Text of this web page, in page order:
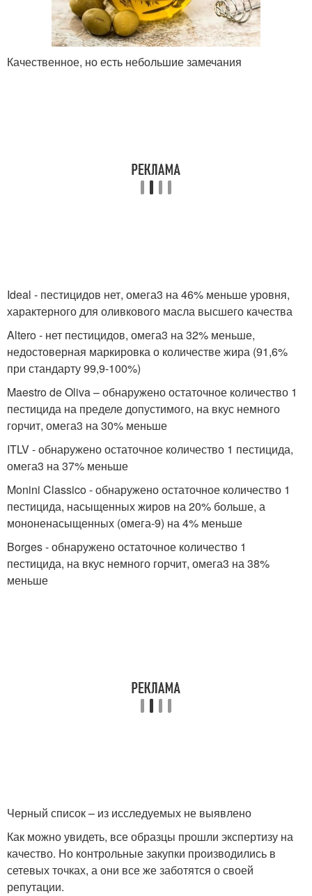
Качественное, но есть небольшие замечания
Ideal - пестицидов нет, омега3 на 46% меньше уровня,
характерного для оливкового масла высшего качества
Altero - нет пестицидов, омега3 на 32% меньше,
недостоверная маркировка о количестве жира (91,6%
при стандарту 99,9-100%)
Maestro de Oliva – обнаружено остаточное количество 1
пестицида на пределе допустимого, на вкус немного
горчит, омега3 на 30% меньше
ITLV - обнаружено остаточное количество 1 пестицида,
омега3 на 37% меньше
Monini Classico - обнаружено остаточное количество 1
пестицида, насыщенных жиров на 20% больше, а
мононенасыщенных (омега-9) на 4% меньше
Borges - обнаружено остаточное количество 1
пестицида, на вкус немного горчит, омега3 на 38%
меньше
Черный список – из исследуемых не выявлено
Как можно увидеть, все образцы прошли экспертизу на
качество. Но контрольные закупки производились в
сетевых точках, а они все же заботятся о своей
репутации.